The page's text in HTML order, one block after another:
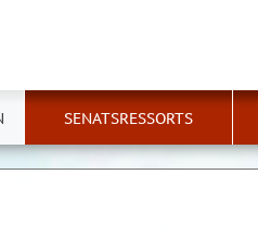
SENATSRESSORTS